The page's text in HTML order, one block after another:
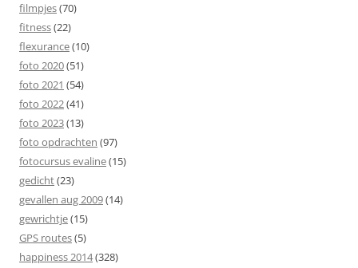
filmpjes(70)
fitness(22)
flexurance(10)
foto 2020(51)
foto 2021 (54)
foto 2022(41)
foto 2023(13)
foto opdrachten (97)
fotocursus evaline(15)
gedicht(23)
gevallen aug 2009(14)
gewrichtje(15)
GPS routes(5)
happiness 2014(328)